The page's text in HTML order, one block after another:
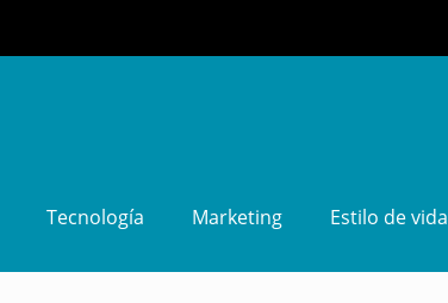
Tecnología Marketing Estilo de vida